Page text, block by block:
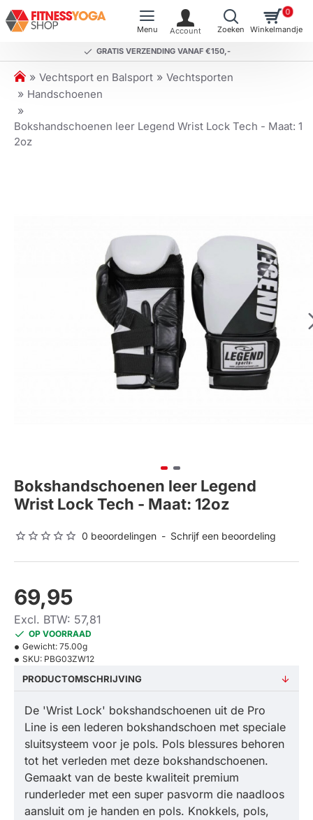
GRATIS VERZENDING VANAF €150,-
0
h
o
e
Vechtsport en Balsport
Vechtsporten
Handschoenen
Bokshandschoenen leer Legend Wrist Lock Tech - Maat: 1
2oz
Bokshandschoenen leer Legend
Wrist Lock Tech - Maat: 12oz
0 beoordelingen - Schrijf een beoordeling
69,95
Excl. BTW: 57,81
OP VOORRAAD
Gewicht: 75.00g
SKU: PBG03ZW12
PRODUCTOMSCHRIJVING
De 'Wrist Lock' bokshandschoenen uit de Pro
Line is een lederen bokshandschoen met speciale
sluitsysteem voor je pols. Pols blessures behoren
tot het verleden met deze bokshandschoenen.
Gemaakt van de beste kwaliteit premium
runderleder met een super pasvorm die naadloos
aansluit om je handen en pols. Knokkels, pols,